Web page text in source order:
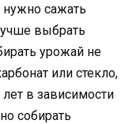
нужно сажать
выбрать
урожай не
или стекло,
в зависимости
собирать